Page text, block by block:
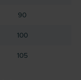
90
100
105